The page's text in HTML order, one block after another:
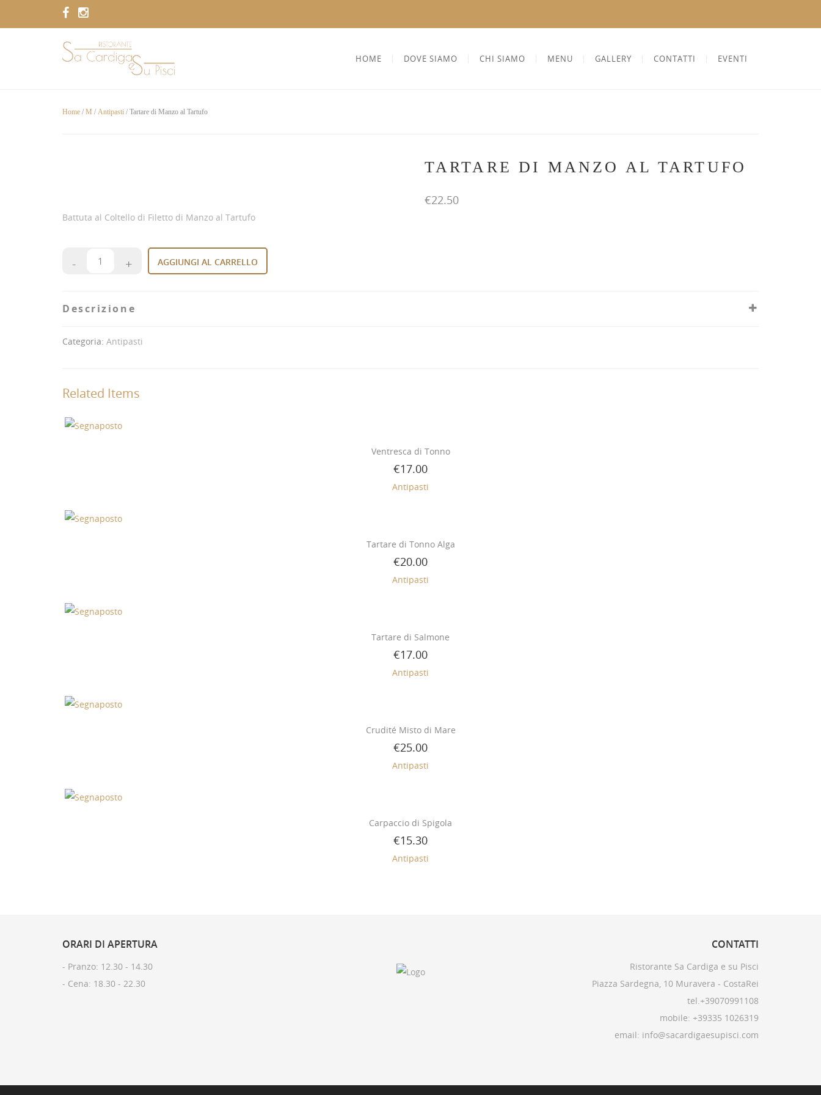
HOME DOVE SIAMO CHI SIAMO MENU GALLERY CONTATTI EVENTI
Home / M / Antipasti / Tartare di Manzo al Tartufo
TARTARE DI MANZO AL TARTUFO
€22.50
Battuta al Coltello di Filetto di Manzo al Tartufo
AGGIUNGI AL CARRELLO
Descrizione
Categoria: Antipasti
Related Items
Ventresca di Tonno
€17.00
Antipasti
Tartare di Tonno Alga
€20.00
Antipasti
Tartare di Salmone
€17.00
Antipasti
Crudité Misto di Mare
€25.00
Antipasti
Carpaccio di Spigola
€15.30
Antipasti
ORARI DI APERTURA
- Pranzo: 12.30 - 14.30​
- Cena: 18.30 - 22.30
CONTATTI
Ristorante Sa Cardiga e su Pisci
Piazza Sardegna, 10 Muravera - CostaRei
tel.+39070991108
mobile: +39335 1026319
email: info@sacardigaesupisci.com